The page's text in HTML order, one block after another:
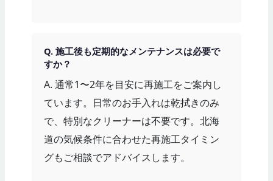
Q. 施工後も定期的なメンテナンスは必要で
すか？
A. 通常1〜2年を目安に再施工をご案内し
ています。日常のお手入れは乾拭きのみ
で、特別なクリーナーは不要です。北海
道の気候条件に合わせた再施工タイミン
グもご相談でアドバイスします。